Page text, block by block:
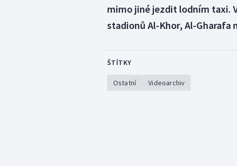
mimo jiné jezdit lodním taxi.
stadionů Al-Khor, Al-Gharafa
ŠTÍTKY
Ostatní Videoarchiv